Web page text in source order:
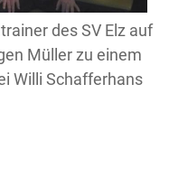
des SV Elz auf
Müller zu einem
Willi Schafferhans